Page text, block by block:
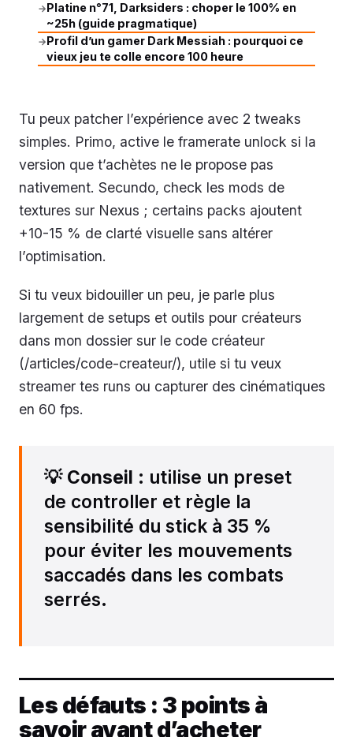
→Platine n°71, Darksiders : choper le 100% en
~25h (guide pragmatique)
→Profil d’un gamer Dark Messiah : pourquoi ce
vieux jeu te colle encore 100 heure
Tu peux patcher l’expérience avec 2 tweaks
simples. Primo, active le framerate unlock si la
version que t’achètes ne le propose pas
nativement. Secundo, check les mods de
textures sur Nexus ; certains packs ajoutent
+10-15 % de clarté visuelle sans altérer
l’optimisation.
Si tu veux bidouiller un peu, je parle plus
largement de setups et outils pour créateurs
dans mon dossier sur le code créateur
(/articles/code-createur/), utile si tu veux
streamer tes runs ou capturer des cinématiques
en 60 fps.
💡 Conseil : utilise un preset
de controller et règle la
sensibilité du stick à 35 %
pour éviter les mouvements
saccadés dans les combats
serrés.
Les défauts : 3 points à
savoir avant d’acheter